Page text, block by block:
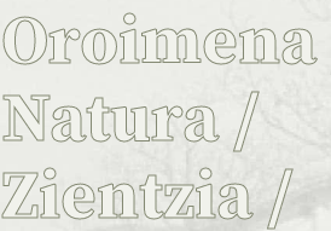
Oroimena
Natura/
Zientzia/